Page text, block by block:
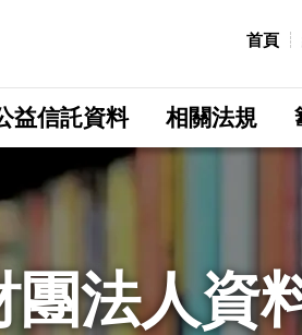
首頁
益信託資料 相關法規
團法人資